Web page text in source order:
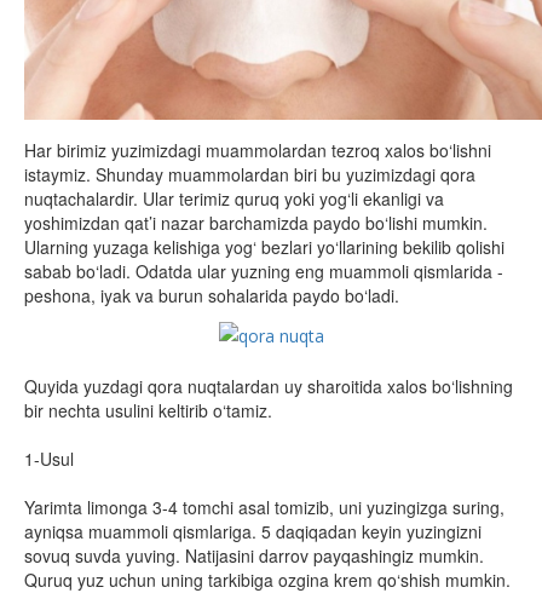
Har birimiz yuzimizdagi muammolardan tezroq xalos bo‘lishni
istaymiz. Shunday muammolardan biri bu yuzimizdagi qora
nuqtachalardir. Ular terimiz quruq yoki yog‘li ekanligi va
yoshimizdan qat’i nazar barchamizda paydo bo‘lishi mumkin.
Ularning yuzaga kelishiga yog‘ bezlari yo‘llarining bekilib qolishi
sabab bo‘ladi. Odatda ular yuzning eng muammoli qismlarida -
peshona, iyak va burun sohalarida paydo bo‘ladi.
Quyida yuzdagi qora nuqtalardan uy sharoitida xalos bo‘lishning
bir nechta usulini keltirib o‘tamiz.
1-Usul
Yarimta limonga 3-4 tomchi asal tomizib, uni yuzingizga suring,
ayniqsa muammoli qismlariga. 5 daqiqadan keyin yuzingizni
sovuq suvda yuving. Natijasini darrov payqashingiz mumkin.
Quruq yuz uchun uning tarkibiga ozgina krem qo‘shish mumkin.